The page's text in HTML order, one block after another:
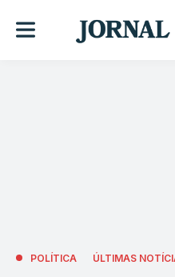
POLÍTICA ÚLTIMAS